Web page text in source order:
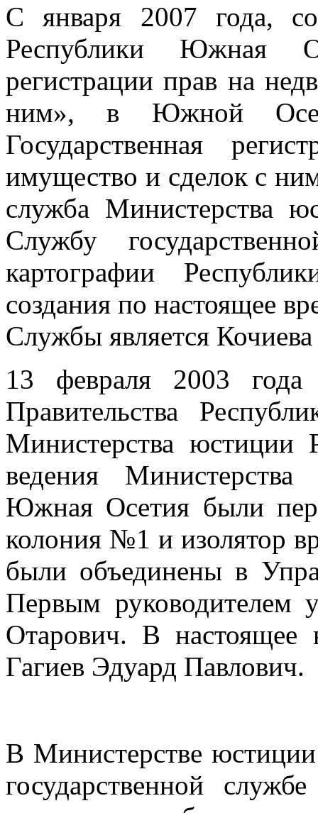
С января 2007 года,
Республики Южная
регистрации прав на
ним», в Южной
Государственная
имущество и сделок с
служба Министерства
Службу
картографии
создания по настоящее
Службы является
13 февраля 2003 года
Правительства
Министерства
ведения
Южная Осетия были
колония №1 и изолятор
были объединены в
Первым руководителем
Отарович. В настоящее
Гагиев Эдуард Павлович.
В Министерстве
государственной